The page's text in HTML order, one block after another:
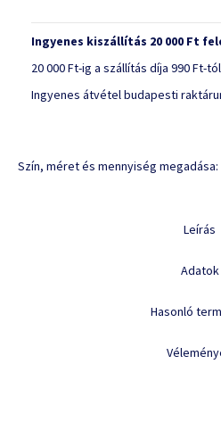
Ingyenes kiszállítás 20 000 Ft
20 000 Ft-ig a szállítás díja 990 Ft-
Ingyenes átvétel budapesti
Szín, méret és mennyiség megadása:
Leírás
Adatok
Hasonló